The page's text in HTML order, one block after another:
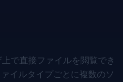
で直接ファイルを閲覧でき
イルタイプごとに複数のソ